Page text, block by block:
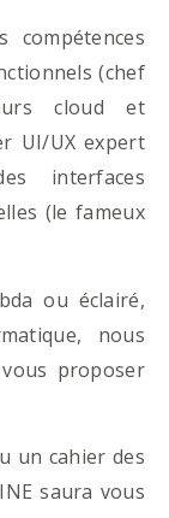
compétences
(chef
cloud et
UI/UX expert
interfaces
(le fameux
ou éclairé,
nous
proposer
un cahier des
saura vous